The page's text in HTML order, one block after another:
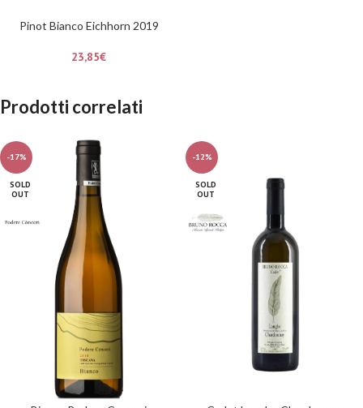
Pinot Bianco Eichhorn 2019
23,85€
Prodotti correlati
-17%
SOLD
OUT
-12%
SOLD
OUT